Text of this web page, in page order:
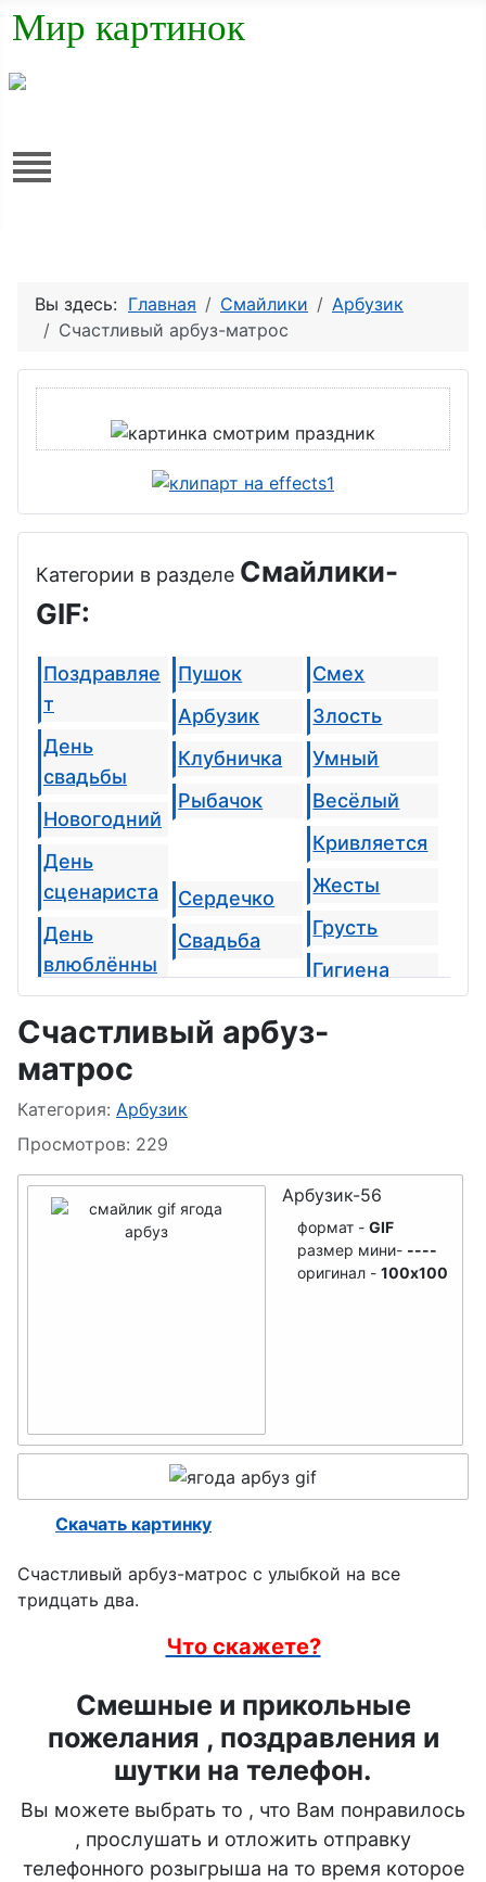
Мир картинок
Вы здесь: Главная Смайлики
Арбузик
Счастливый арбуз-матрос
Категории в разделе Смайлики-
GIF:
Поздравляе
т
День
свадьбы
Новогодний
День
сценариста
День
влюблённы
х
23 февраля
8 марта
1 апреля -
День смеха
1 Мая
День детей,
День ВМФ
День ВДВ
День
танкиста
учителя
День
бабушек и
Пушок
Арбузик
Клубничка
Рыбачок
Сердечко
Свадьба
Смех
Злость
Умный
Весёлый
Кривляется
Жесты
Грусть
Гигиена
Счастливый арбуз-
матрос
Информация о материале
Категория: Арбузик
Просмотров: 229
Арбузик-56
формат - GIF
размер мини- ----
оригинал - 100x100
Скачать картинку
Счастливый арбуз-матрос с улыбкой на все
тридцать два.
Что скажете?
Смешные и прикольные
пожелания , поздравления и
шутки на телефон.
Вы можете выбрать то , что Вам понравилось
, прослушать и отложить отправку
телефонного розыгрыша на то время которое